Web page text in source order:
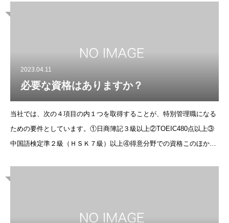
2023.04.11
必要な資格はありますか？
当社では、次の４項目の内１つを取得することが、特別管理職になる
ための要件としています。①日商簿記３級以上②TOEIC480点以上③
中国語検定準２級（ＨＳＫ７級）以上④得意分野での資格このほか入